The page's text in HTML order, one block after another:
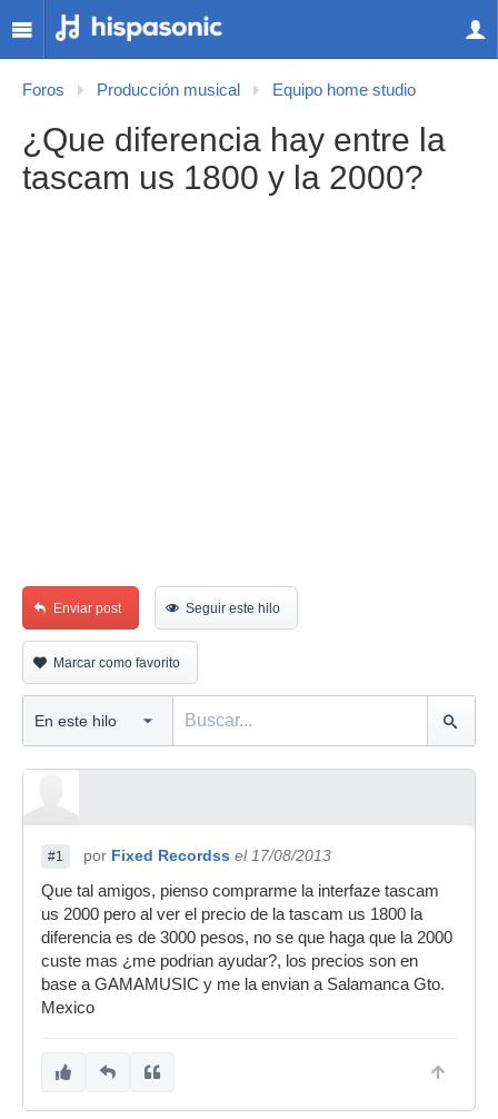
Foros Producción musical Equipo home studio
¿Que diferencia hay entre la
tascam us 1800 y la 2000?
Enviar post Seguir este hilo
Marcar como favorito
#1 por Fixed Recordss el 17/08/2013
Que tal amigos, pienso comprarme la interfaze tascam
us 2000 pero al ver el precio de la tascam us 1800 la
diferencia es de 3000 pesos, no se que haga que la 2000
custe mas ¿me podrian ayudar?, los precios son en
base a GAMAMUSIC y me la envian a Salamanca Gto.
Mexico